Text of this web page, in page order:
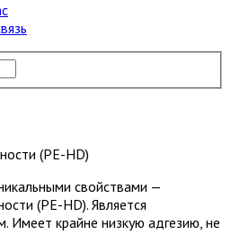
(PE-HD)
свойствами —
(PE-HD). Является
Имеет крайне низкую адгезию, не